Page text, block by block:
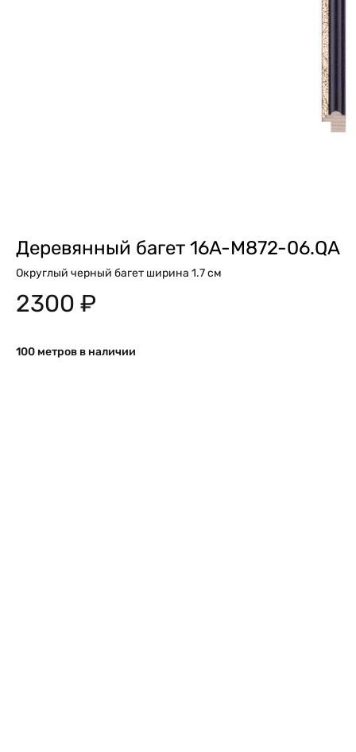
Деревянный багет 16A-M872-06.QA
Округлый черный багет ширина 1.7 см
2300 ₽
100 метров в наличии